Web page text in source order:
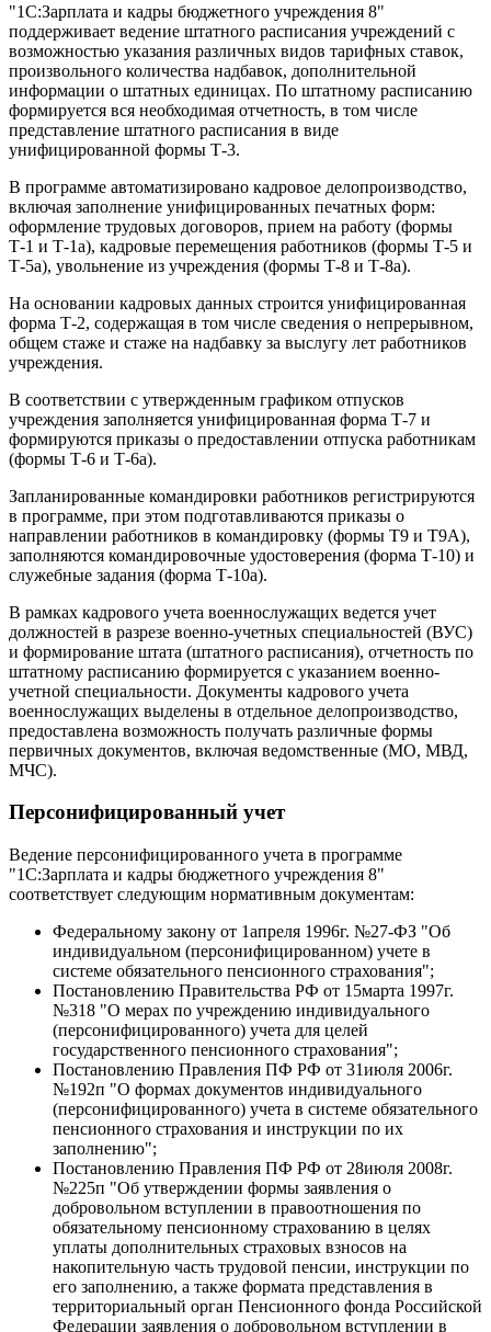
"1С:Зарплата и кадры бюджетного учреждения 8"
поддерживает ведение штатного расписания учреждений с
возможностью указания различных видов тарифных ставок,
произвольного количества надбавок, дополнительной
информации о штатных единицах. По штатному расписанию
формируется вся необходимая отчетность, в том числе
представление штатного расписания в виде
унифицированной формы Т-3.
В программе автоматизировано кадровое делопроизводство,
включая заполнение унифицированных печатных форм:
оформление трудовых договоров, прием на работу (формы
Т-1 и Т-1а), кадровые перемещения работников (формы Т-5 и
Т-5а), увольнение из учреждения (формы Т-8 и Т-8а).
На основании кадровых данных строится унифицированная
форма Т-2, содержащая в том числе сведения о непрерывном,
общем стаже и стаже на надбавку за выслугу лет работников
учреждения.
В соответствии с утвержденным графиком отпусков
учреждения заполняется унифицированная форма Т-7 и
формируются приказы о предоставлении отпуска работникам
(формы Т-6 и Т-6а).
Запланированные командировки работников регистрируются
в программе, при этом подготавливаются приказы о
направлении работников в командировку (формы Т9 и Т9А),
заполняются командировочные удостоверения (форма Т-10) и
служебные задания (форма Т-10а).
В рамках кадрового учета военнослужащих ведется учет
должностей в разрезе военно-учетных специальностей (ВУС)
и формирование штата (штатного расписания), отчетность по
штатному расписанию формируется с указанием военно-
учетной специальности. Документы кадрового учета
военнослужащих выделены в отдельное делопроизводство,
предоставлена возможность получать различные формы
первичных документов, включая ведомственные (МО, МВД,
МЧС).
Персонифицированный учет
Ведение персонифицированного учета в программе
"1С:Зарплата и кадры бюджетного учреждения 8"
соответствует следующим нормативным документам:
Федеральному закону от 1апреля 1996г. №27-ФЗ "Об
индивидуальном (персонифицированном) учете в
системе обязательного пенсионного страхования";
Постановлению Правительства РФ от 15марта 1997г.
№318 "О мерах по учреждению индивидуального
(персонифицированного) учета для целей
государственного пенсионного страхования";
Постановлению Правления ПФ РФ от 31июля 2006г.
№192п "О формах документов индивидуального
(персонифицированного) учета в системе обязательного
пенсионного страхования и инструкции по их
заполнению";
Постановлению Правления ПФ РФ от 28июля 2008г.
№225п "Об утверждении формы заявления о
добровольном вступлении в правоотношения по
обязательному пенсионному страхованию в целях
уплаты дополнительных страховых взносов на
накопительную часть трудовой пенсии, инструкции по
его заполнению, а также формата представления в
территориальный орган Пенсионного фонда Российской
Федерации заявления о добровольном вступлении в